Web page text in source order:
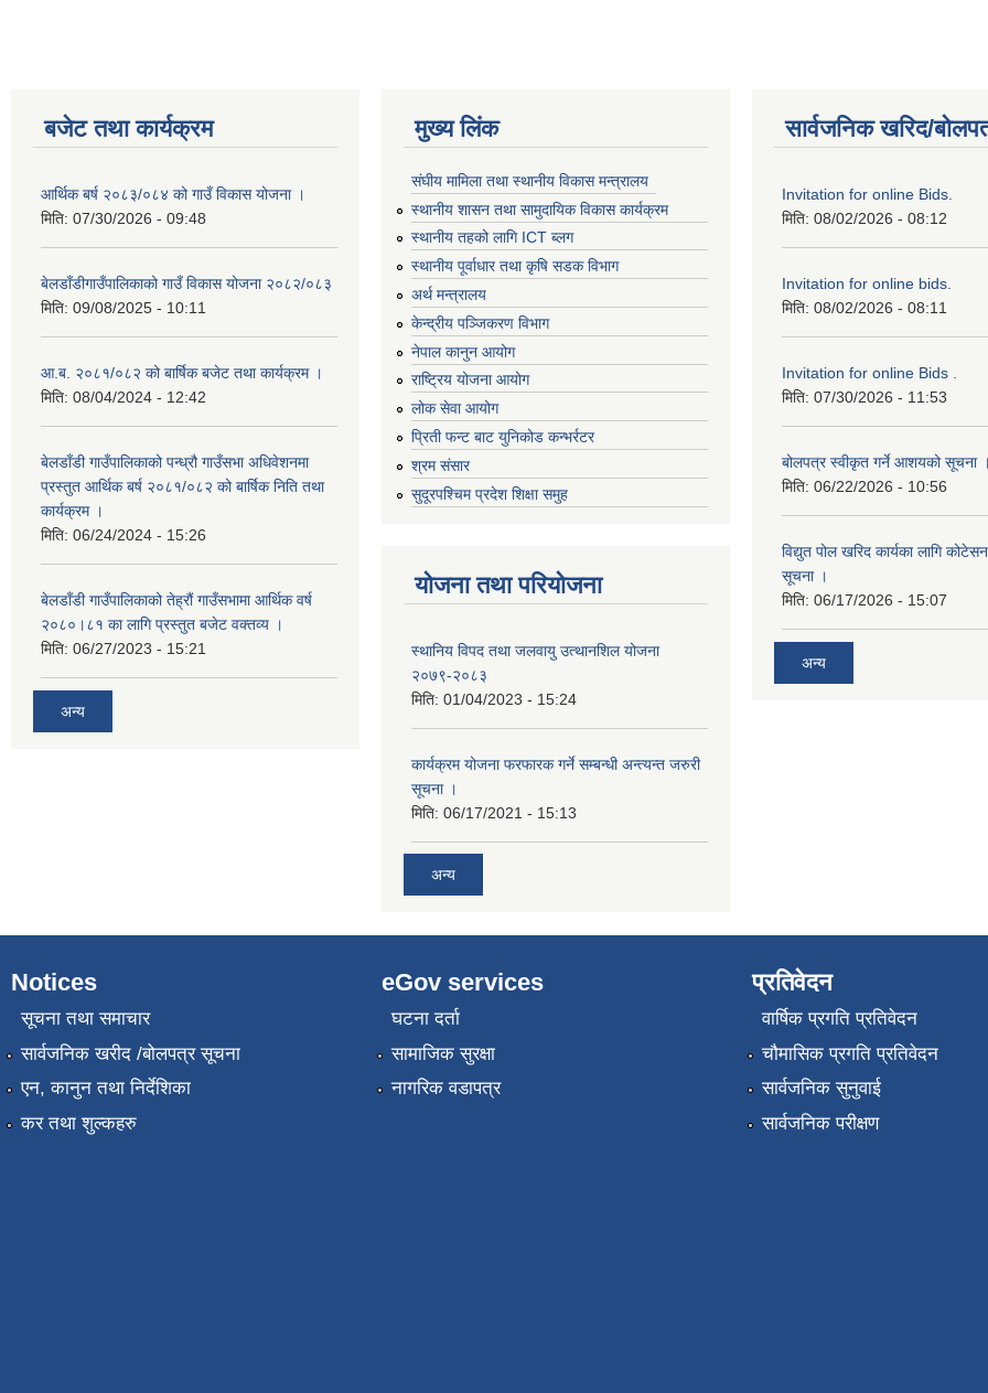
बजेट तथा कार्यक्रम
आर्थिक बर्ष २०८३/०८४ को गाउँ विकास योजना ।
मिति: 07/30/2026 - 09:48
बेलडाँडीगाउँपालिकाको गाउँ विकास योजना २०८२/०८३
मिति: 09/08/2025 - 10:11
आ.ब. २०८१/०८२ को बार्षिक बजेट तथा कार्यक्रम ।
मिति: 08/04/2024 - 12:42
बेलडाँडी गाउँपालिकाको पन्ध्रौ गाउँसभा अधिवेशनमा
प्रस्तुत आर्थिक बर्ष २०८१/०८२ को बार्षिक निति तथा
कार्यक्रम ।
मिति: 06/24/2024 - 15:26
बेलडाँडी गाउँपालिकाको तेह्रौं गाउँसभामा आर्थिक वर्ष
२०८०।८१ का लागि प्रस्तुत बजेट वक्तव्य ।
मिति: 06/27/2023 - 15:21
अन्य
मुख्य लिंक
संघीय मामिला तथा स्थानीय विकास मन्त्रालय
स्थानीय शासन तथा सामुदायिक विकास कार्यक्रम
स्थानीय तहको लागि ICT ब्लग
स्थानीय पूर्वाधार तथा कृषि सडक विभाग
अर्थ मन्त्रालय
केन्द्रीय पञ्जिकरण विभाग
नेपाल कानुन आयोग
राष्ट्रिय योजना आयोग
लोक सेवा आयोग
प्रिती फन्ट बाट युनिकोड कन्भर्रटर
श्रम संसार
सुदूरपश्चिम प्रदेश शिक्षा समुह
योजना तथा परियोजना
स्थानिय विपद तथा जलवायु उत्थानशिल योजना
२०७९-२०८३
मिति: 01/04/2023 - 15:24
कार्यक्रम योजना फरफारक गर्ने सम्बन्धी अन्त्यन्त जरुरी
सूचना ।
मिति: 06/17/2021 - 15:13
अन्य
सार्वजनिक खरिद/
Invitation for online Bids.
मिति: 08/02/2026 - 08:12
Invitation for online bids.
मिति: 08/02/2026 - 08:11
Invitation for online Bids .
मिति: 07/30/2026 - 11:53
बोलपत्र स्वीकृत गर्ने आशयको सूचना ।
मिति: 06/22/2026 - 10:56
विद्युत पोल खरिद कार्यका लागि
सूचना ।
मिति: 06/17/2026 - 15:07
अन्य
Notices
सूचना तथा समाचार
सार्वजनिक खरीद /बोलपत्र सूचना
एन, कानुन तथा निर्देशिका
कर तथा शुल्कहरु
eGov services
घटना दर्ता
सामाजिक सुरक्षा
नागरिक वडापत्र
प्रतिवेदन
वार्षिक प्रगति प्रतिवेदन
चौमासिक प्रगति प्रतिवेदन
सार्वजनिक सुनुवाई
सार्वजनिक परीक्षण